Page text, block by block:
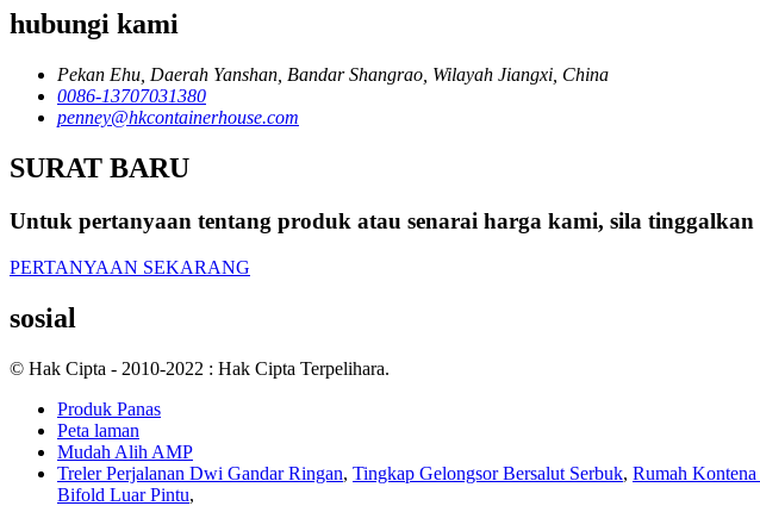
hubungi kami
Pekan Ehu, Daerah Yanshan, Bandar Shangrao, Wilayah Jiangxi, China
0086-13707031380
penney@hkcontainerhouse.com
SURAT BARU
Untuk pertanyaan tentang produk atau senarai harga kami, sila
PERTANYAAN SEKARANG
sosial
© Hak Cipta - 2010-2022 : Hak Cipta Terpelihara.
Produk Panas
Peta laman
Mudah Alih AMP
Treler Perjalanan Dwi Gandar Ringan, Tingkap Gelongsor Bersalut Serbuk, Rumah
Bifold Luar Pintu,